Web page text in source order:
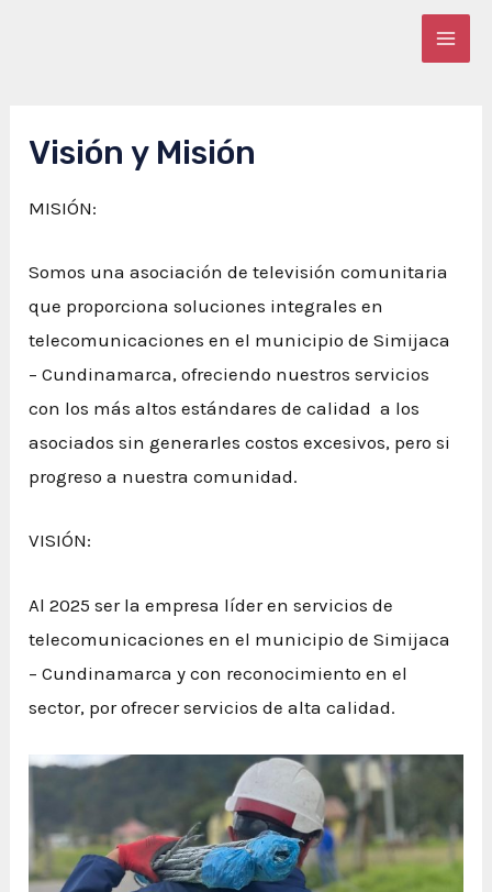
Visión y Misión
MISIÓN:
Somos una asociación de televisión comunitaria
que proporciona soluciones integrales en
telecomunicaciones en el municipio de Simijaca
– Cundinamarca, ofreciendo nuestros servicios
con los más altos estándares de calidad a los
asociados sin generarles costos excesivos, pero si
progreso a nuestra comunidad.
VISIÓN:
Al 2025 ser la empresa líder en servicios de
telecomunicaciones en el municipio de Simijaca
– Cundinamarca y con reconocimiento en el
sector, por ofrecer servicios de alta calidad.